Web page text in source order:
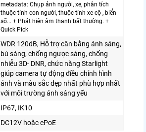
metadata: Chụp ảnh người, xe, phân tích
thuộc tính con người, thuộc tính xe cộ , biển
số... + Phát hiện âm thanh bất thường. +
Quick Pick
WDR 120dB, Hỗ trợ cân bằng ánh sáng,
bù sáng, chống ngược sáng, chống
nhiễu 3D- DNR, chức năng Starlight
giúp camera tự động điều chỉnh hình
ảnh và màu sắc đẹp nhất phù hợp nhất
với môi trường ánh sáng yếu
IP67, IK10
DC12V hoặcePoE